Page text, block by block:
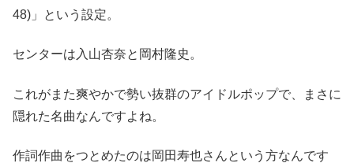
48)」という設定。
センターは入山杏奈と岡村隆史。
これがまた爽やかで勢い抜群のアイドルポップで、まさに
隠れた名曲なんですよね。
作詞作曲をつとめたのは岡田寿也さんという方なんです